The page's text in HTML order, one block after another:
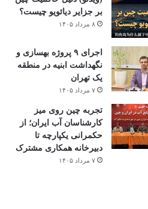
بر جزایر دیائویو چیست؟
۸ مرداد ۱۴۰۵
اجرای ۹ پروژه بهسازی و
نگهداشت ابنیه در منطقه
یک تهران
۷ مرداد ۱۴۰۵
تجربه چین روی میز
کارشناسان آب ایران؛ از
حکمرانی یکپارچه تا
دبیرخانه همکاری مشترک
۷ مرداد ۱۴۰۵